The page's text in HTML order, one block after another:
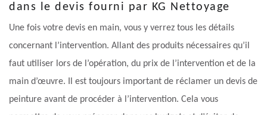
dans le devis fourni par KG Nettoyage
Une fois votre devis en main, vous y verrez tous les détails
concernant l’intervention. Allant des produits nécessaires qu’il
faut utiliser lors de l’opération, du prix de l’intervention et de la
main d’œuvre. Il est toujours important de réclamer un devis de
peinture avant de procéder à l’intervention. Cela vous